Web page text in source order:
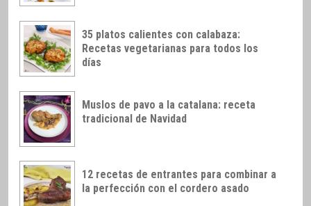
35 platos calientes con calabaza:
Recetas vegetarianas para todos los
días
Muslos de pavo a la catalana: receta
tradicional de Navidad
12 recetas de entrantes para combinar a
la perfección con el cordero asado